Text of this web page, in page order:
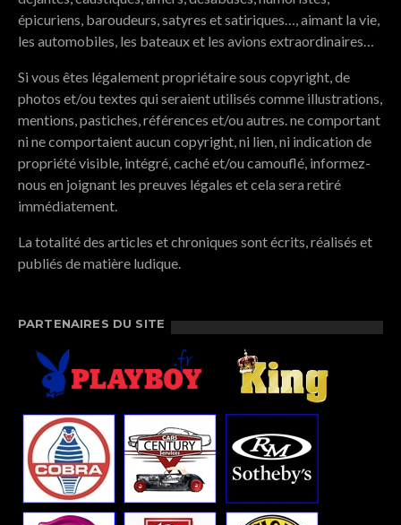
épicuriens, baroudeurs, satyres et satiriques…, aimant la vie,
les automobiles, les bateaux et les avions extraordinaires…
Si vous êtes légalement propriétaire sous copyright, de
photos et/ou textes qui seraient utilisés comme illustrations,
mentions, pastiches, références et/ou autres. ne comportant
ni ne comportaient aucun copyright, ni lien, ni indication de
propriété visible, intégré, caché et/ou camouflé, informez-
nous en joignant les preuves légales et cela sera retiré
immédiatement.
La totalité des articles et chroniques sont écrits, réalisés et
publiés de matière ludique.
PARTENAIRES DU SITE